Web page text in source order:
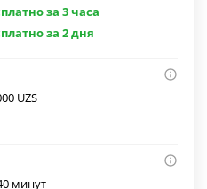
за 3 часа
за 2 дня
UZS
минут